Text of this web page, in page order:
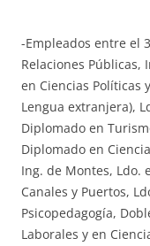
-Empleados entre el
Relaciones Públicas,
en Ciencias Políticas
Lengua extranjera),
Diplomado en
Diplomado en
Ing. de Montes, Ldo.
Canales y Puertos,
Psicopedagogía,
Laborales y en